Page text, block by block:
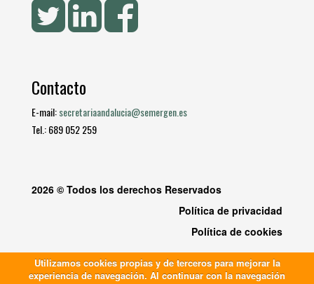
Contacto
E-mail:secretariaandalucia@semergen.es
Tel.: 689 052 259
2026 © Todos los derechos Reservados
Política de privacidad
Política de cookies
Utilizamos cookies propias y de terceros para mejorar la
experiencia de navegación. Al continuar con la navegación